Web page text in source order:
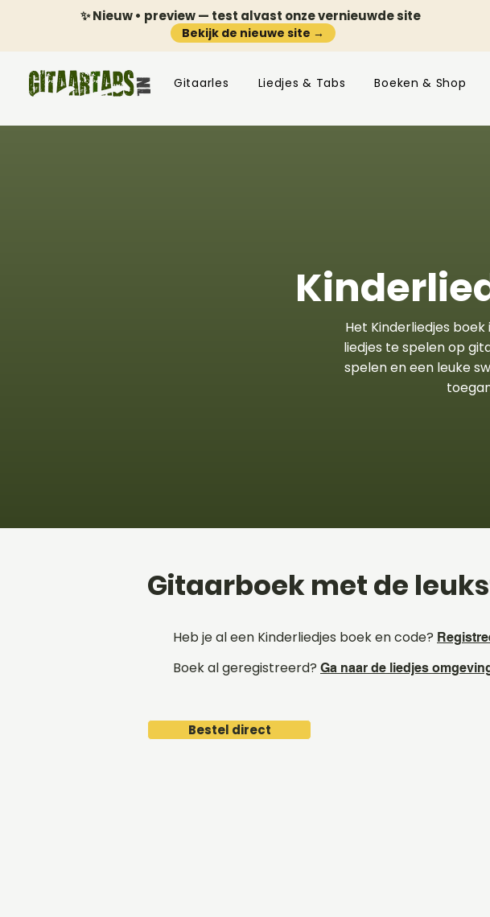
✨ Nieuw • preview — test alvast onze vernieuwde site
Bekijk de nieuwe site →
Gitaarles Liedjes & Tabs Boeken & Shop
Het Kinderliedjes
liedjes te spelen op
spelen en een leuke
Gitaarboek met de
Heb je al een Kinderliedjes boek en code?
Boek al geregistreerd? Ga naar de liedjes
Bestel direct